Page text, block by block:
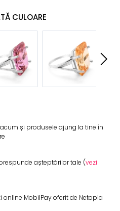
CULOARE
și produsele ajung la tine în
așteptărilor tale (vezi
online MobilPay oferit de Netopia